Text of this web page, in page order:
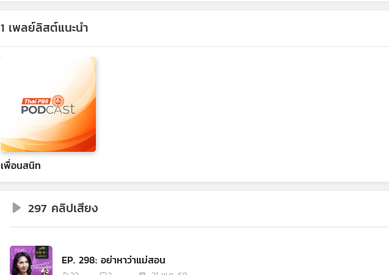
1 เพลย์ลิสต์แนะนำ
เพื่อนสนิท
297 คลิปเสียง
EP. 298: อย่าหาว่าแม่สอน